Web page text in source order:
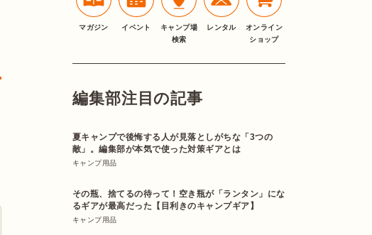
マガジン イベント
キャンプ場
検索
レンタル
オンライン
ショップ
編集部注目の記事
夏キャンプで後悔する人が見落としがちな「3つの
敵」。編集部が本気で使った対策ギアとは
キャンプ用品
その瓶、捨てるの待って！空き瓶が「ランタン」にな
るギアが最高だった【目利きのキャンプギア】
キャンプ用品